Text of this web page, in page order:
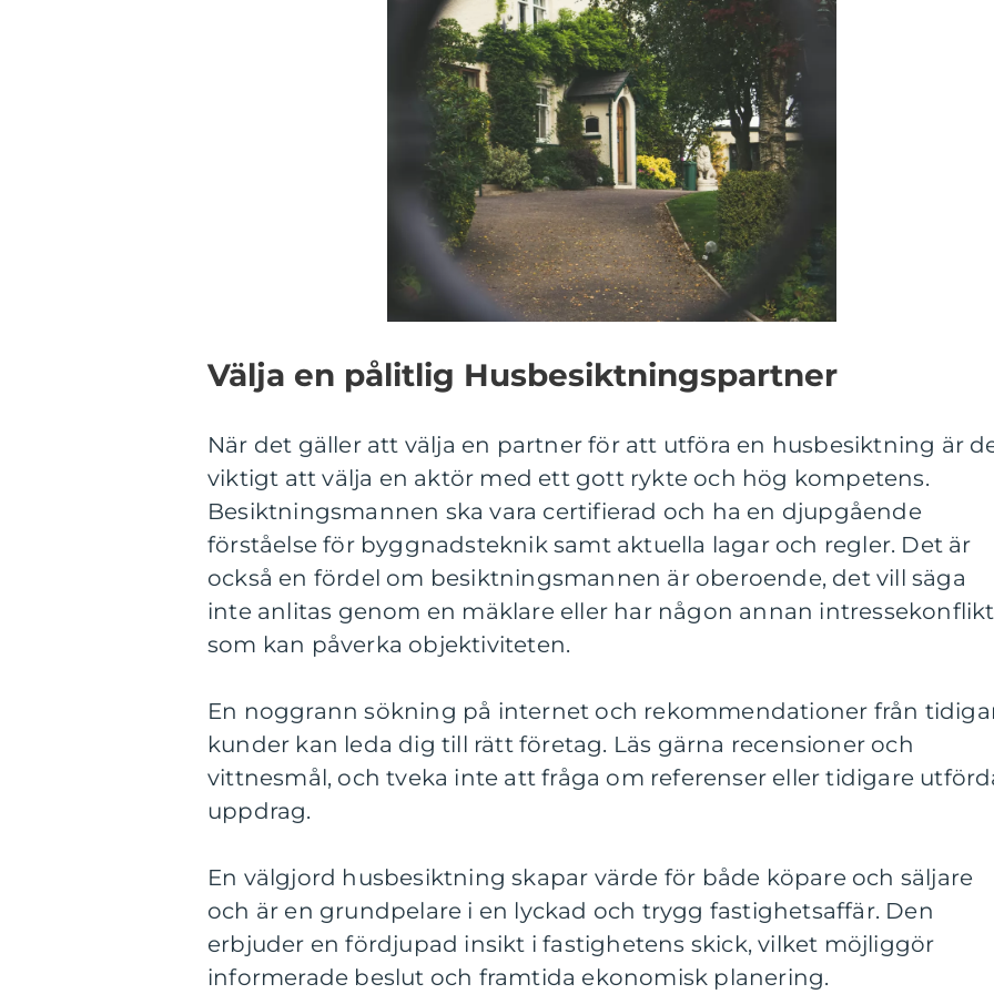
Välja en pålitlig Husbesiktningspartner
När det gäller att välja en partner för att utföra en husbesiktning är
viktigt att välja en aktör med ett gott rykte och hög kompetens.
Besiktningsmannen ska vara certifierad och ha en djupgående
förståelse för byggnadsteknik samt aktuella lagar och regler. Det är
också en fördel om besiktningsmannen är oberoende, det vill säga
inte anlitas genom en mäklare eller har någon annan intressekonflikt
som kan påverka objektiviteten.
En noggrann sökning på internet och rekommendationer från
kunder kan leda dig till rätt företag. Läs gärna recensioner och
vittnesmål, och tveka inte att fråga om referenser eller tidigare
uppdrag.
En välgjord husbesiktning skapar värde för både köpare och säljare
och är en grundpelare i en lyckad och trygg fastighetsaffär. Den
erbjuder en fördjupad insikt i fastighetens skick, vilket möjliggör
informerade beslut och framtida ekonomisk planering.